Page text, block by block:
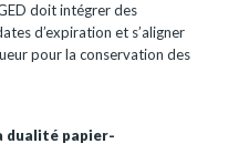
doit intégrer des
d’expiration et s’aligner
pour la conservation des
dualité papier-